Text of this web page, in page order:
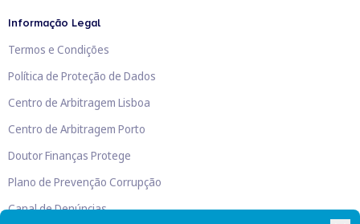
Informação Legal
Termos e Condições
Política de Proteção de Dados
Centro de Arbitragem Lisboa
Centro de Arbitragem Porto
Doutor Finanças Protege
Plano de Prevenção Corrupção
Canal de Denúncias